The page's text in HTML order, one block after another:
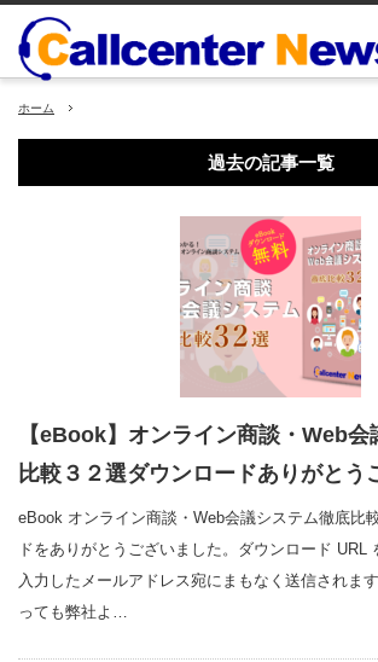
ホーム
過去の記事一覧
【eBook】オンライン商談・Web
比較３２選ダウンロードありがとう
eBook オンライン商談・Web会議システム徹底比
ドをありがとうございました。ダウンロード URL
入力したメールアドレス宛にまもなく送信されま
っても弊社よ…